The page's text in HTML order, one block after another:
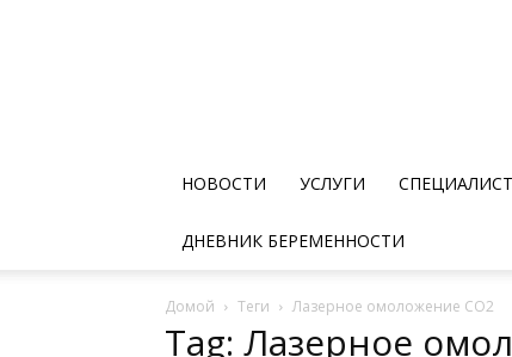
НОВОСТИ УСЛУГИ
ДНЕВНИК БЕРЕМЕННОСТИ
Домой Теги Лазерное омоложение СО2
Tag: Лазерное